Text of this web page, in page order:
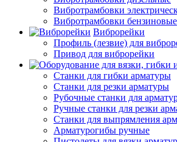
Вибротрамбовки
Вибротрамбовки бензиновые
Виброрейки
Профиль (лезвие) для
Привод для виброрейки
Станки для гибки арматуры
Станки для резки арматуры
Рубочные станки для
Ручные станки для резки
Станки для выпрямления
Арматурогибы ручные